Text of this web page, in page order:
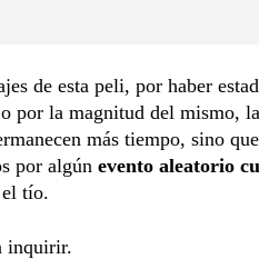
de esta peli, por haber
por la magnitud del mismo,
más tiempo, sino
por algún evento aleatorio
tío.
inquirir.